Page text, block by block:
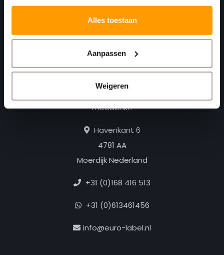
Alles toestaan
Aanpassen
Weigeren
Print. Plak. Klaar. Met een partner die met je
meedenkt.
Havenkant 6
4781 AA
Moerdijk Nederland
+31 (0)168 416 513
+31 (0)613461456
info@euro-label.nl